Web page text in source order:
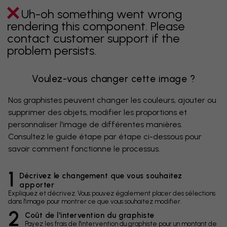
Uh-oh something went wrong
rendering this component. Please
contact customer support if the
problem persists.
Voulez-vous changer cette image ?
Nos graphistes peuvent changer les couleurs, ajouter ou
supprimer des objets, modifier les proportions et
personnaliser l'image de différentes manières.
Consultez le guide étape par étape ci-dessous pour
savoir comment fonctionne le processus.
1
Décrivez le changement que vous souhaitez
apporter
Expliquez et décrivez. Vous pouvez également placer des sélections
dans l'image pour montrer ce que vous souhaitez modifier.
2 Coût de l'intervention du graphiste
Payez les frais de l'intervention du graphiste pour un montant de